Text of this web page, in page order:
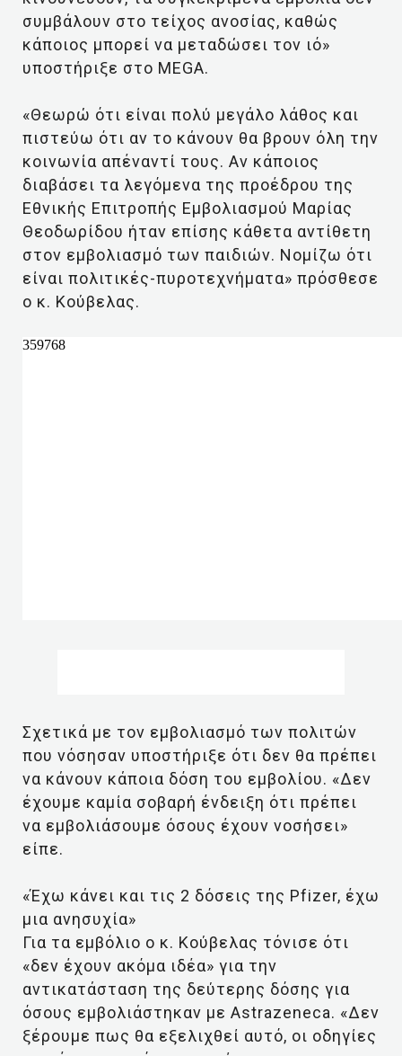
συμβάλουν στο τείχος ανοσίας, καθώς
κάποιος μπορεί να μεταδώσει τον ιό»
υποστήριξε στο MEGA.
«Θεωρώ ότι είναι πολύ μεγάλο λάθος και
πιστεύω ότι αν το κάνουν θα βρουν όλη την
κοινωνία απέναντί τους. Αν κάποιος
διαβάσει τα λεγόμενα της προέδρου της
Εθνικής Επιτροπής Εμβολιασμού Μαρίας
Θεοδωρίδου ήταν επίσης κάθετα αντίθετη
στον εμβολιασμό των παιδιών. Νομίζω ότι
είναι πολιτικές-πυροτεχνήματα» πρόσθεσε
ο κ. Κούβελας.
Σχετικά με τον εμβολιασμό των πολιτών
που νόσησαν υποστήριξε ότι δεν θα πρέπει
να κάνουν κάποια δόση του εμβολίου. «Δεν
έχουμε καμία σοβαρή ένδειξη ότι πρέπει
να εμβολιάσουμε όσους έχουν νοσήσει»
είπε.
«Έχω κάνει και τις 2 δόσεις της Pfizer, έχω
μια ανησυχία»
Για τα εμβόλιο ο κ. Κούβελας τόνισε ότι
«δεν έχουν ακόμα ιδέα» για την
αντικατάσταση της δεύτερης δόσης για
όσους εμβολιάστηκαν με Astrazeneca. «Δεν
ξέρουμε πως θα εξελιχθεί αυτό, οι οδηγίες